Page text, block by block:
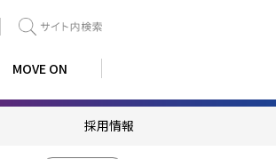
MOVE ON
採用情報